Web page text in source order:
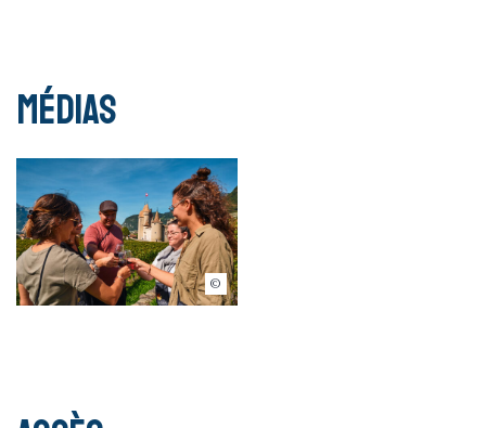
Médias
Marcellin Piguet